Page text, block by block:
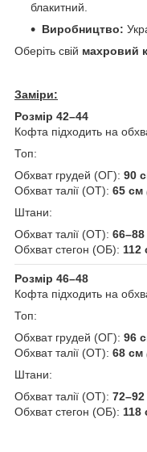
блакитний.
Виробництво:
Оберіть свій махровий
Заміри:
Розмір 42–44
Кофта підходить на
Топ:
Обхват грудей (ОГ): 90
Обхват талії (ОТ): 65 см
Штани:
Обхват талії (ОТ):
Обхват стегон (ОБ): 112
Розмір 46–48
Кофта підходить на
Топ:
Обхват грудей (ОГ): 96
Обхват талії (ОТ): 68 см
Штани:
Обхват талії (ОТ):
Обхват стегон (ОБ): 118